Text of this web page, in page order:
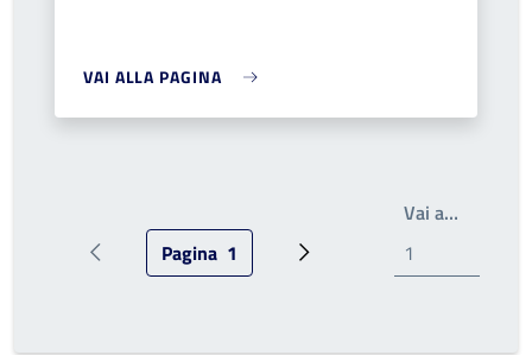
VAI ALLA PAGINA
Pagina precedentePagina attuale
Pagina 1 Prossima pagina
Vai a…